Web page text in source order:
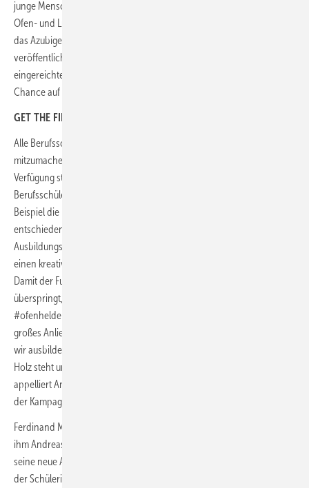
junge Menschen zu erreichen und für die vielseitige Ausbildung zum
Ofen- und Luftheizungbauer zu begeistern. Dabei besserte der GVOB
das Azubigehalt etwas auf und zahlte für jedes eingereichte und jedes
veröffentlichte Reel eine kleine Aufwandsentschädigung. Je mehr
eingereichte und veröffentlichte Reels es gab, desto größer war die
Chance auf mehr Taschengeld und das iPad.
GET THE FIRE
Alle Berufsschulen im Bereich Ofenbau waren aufgefordert,
mitzumachen und verteilten die Werbematerialien, die der GVOB zur
Verfügung stellte, in den Klassen. Zudem nahmen die Ofenbau-
Berufsschüler an einer anonymisierten Umfrage teil. „Wir stellten zum
Beispiel die Frage, warum sich die Schüler gerade für diesen Beruf
entschieden haben…“, so Andreas Neuer, Leiter des GVOB-
Ausbildungsausschusses. „…und erhielten in der Mehrzahl die Antwort
einen kreativen Beruf lernen zu wollen und keinen reinen Bürojob.“
Damit der Funke auf noch mehr Schülerinnen und Schüler
überspringt, sind diese Aussagen wichtig für die Umwerbung der
#ofenhelden. „Die Nachwuchsförderung ist uns seit vielen Jahren ein
großes Anliegen, um junge Menschen zu erreichen. Aber: Nur wenn
wir ausbilden sichern wie die Branche, die für nachhaltiges Heizen mit
Holz steht und weiterhin wichtiger Teil der Energiewende ist“,
appelliert Andreas Neuer und freut sich schon auf eine Fortsetzung
der Kampagne.
Ferdinand Manzek ist erst einmal glücklich über sein neues iPad, das
ihm Andreas Neuer persönlich übergeben hat. Und er freut sich über
seine neue Aufgabe als einer der Ausbildungsbotschafter im GVOB,
der Schülerinnen und Schüler für den Beruf begeistern kann.